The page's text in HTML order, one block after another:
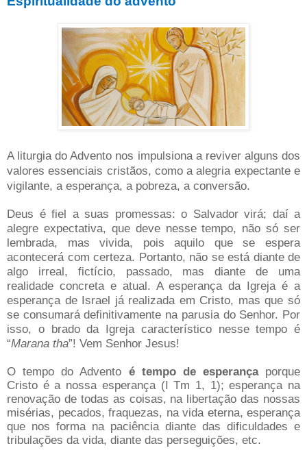
A liturgia do Advento nos impulsiona a reviver alguns dos
valores essenciais cristãos, como a alegria expectante e
vigilante, a esperança, a pobreza, a conversão.
Deus é fiel a suas promessas: o Salvador virá; daí a
alegre expectativa, que deve nesse tempo, não só ser
lembrada, mas vivida, pois aquilo que se espera
acontecerá com certeza. Portanto, não se está diante de
algo irreal, fictício, passado, mas diante de uma
realidade concreta e atual. A esperança da Igreja é a
esperança de Israel já realizada em Cristo, mas que só
se consumará definitivamente na parusia do Senhor. Por
isso, o brado da Igreja característico nesse tempo é
“Marana tha”! Vem Senhor Jesus!
O tempo do Advento é tempo de esperançaporque
Cristo é a nossa esperança (I Tm 1, 1); esperança na
renovação de todas as coisas, na libertação das nossas
misérias, pecados, fraquezas, na vida eterna, esperança
que nos forma na paciência diante das dificuldades e
tribulações da vida, diante das perseguições, etc.